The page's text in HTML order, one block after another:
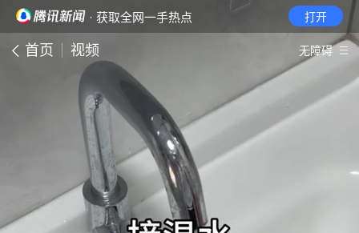
· 获取全网一手热点 打开
首页 视频 无障碍